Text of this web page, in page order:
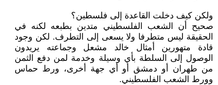
ولكن كيف دخلت القاعدة إلى فلسطين؟
صحيح أن الشعب الفلسطيني متدين بطبعه لكنه في
الحقيقة ليس متطرفا ولا يسعى إلى التطرف. لكن وجود
قادة متهورين أمثال خالد مشعل وجماعته يريدون
الوصول إلى السلطة بأي وسيلة وخدمة لمن دفع الثمن
من طهران أو دمشق أو أي جهة أخرى، ورط حماس
وورط الشعب الفلسطيني.